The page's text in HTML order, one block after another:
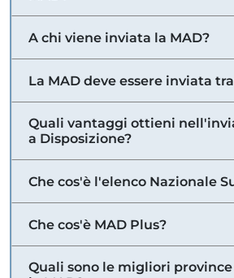
A chi viene inviata la MAD?
La MAD deve essere inviata
Quali vantaggi ottieni
a Disposizione?
Che cos'è l'elenco Nazionale
Che cos'è MAD Plus?
Quali sono le migliori